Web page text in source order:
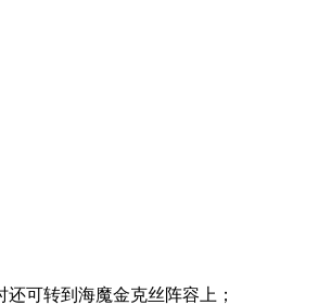
可转到海魔金克丝阵容上；